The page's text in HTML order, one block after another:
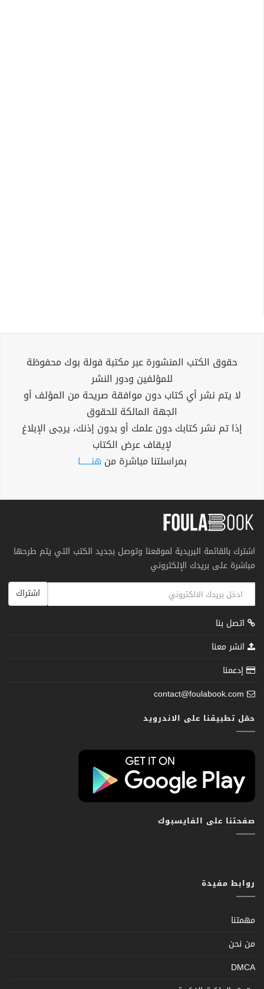
حقوق الكتب المنشورة عبر مكتبة فولة بوك محفوظة
للمؤلفين ودور النشر
لا يتم نشر أي كتاب دون موافقة صريحة من المؤلف أو
الجهة المالكة للحقوق
إذا تم نشر كتابك دون علمك أو بدون إذنك، يرجى الإبلاغ
لإيقاف عرض الكتاب
بمراسلتنا مباشرة من هنــــــا
اشترك بالقائمة البريدية لموقعنا وتوصل بجديد الكتب التي يتم طرحها
مباشرة على بريدك الإلكتروني
اشتراك
اتصل بنا
انشر معنا
إدعمنا
contact@foulabook.com
حمّل تطبيقنا على الاندرويد
صفحتنا على الفايسبوك
روابط مفيدة
مهمتنا
من نحن
DMCA